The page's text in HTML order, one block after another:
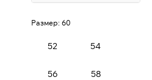
Размер: 60
52 54
56 58